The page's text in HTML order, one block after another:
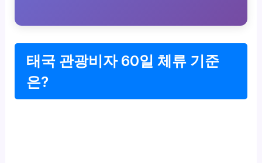
태국 관광비자 60일 체류 기준
은?